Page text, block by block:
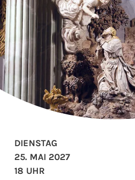
DIENSTAG
25. MAI 2027
18 UHR